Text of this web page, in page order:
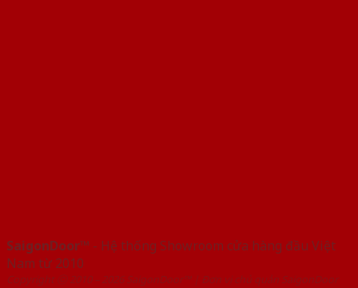
SaigonDoor™ - Hệ thống Showroom cửa hàng đầu Việt
Nam từ 2010
Copyright ⓒ 2010 – 2026 SaigonDoor™ | Đơn vị chủ quản SaigonDoor